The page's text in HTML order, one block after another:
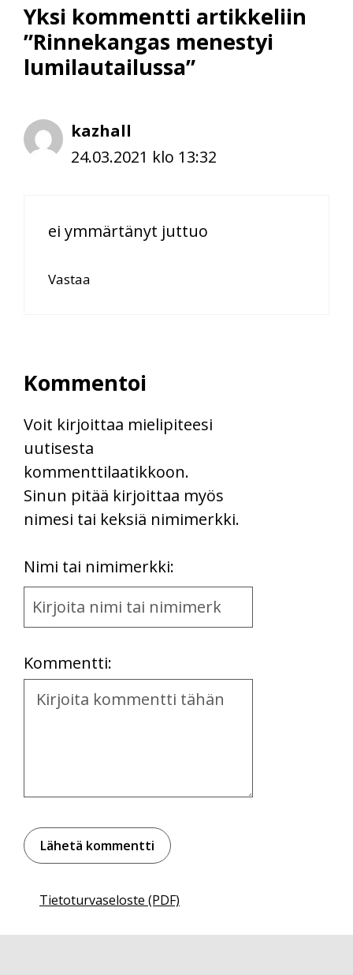
Yksi kommentti artikkeliin
”Rinnekangas menestyi
lumilautailussa”
kazhall
24.03.2021 klo 13:32
ei ymmärtänyt juttuo
Vastaa
Kommentoi
Voit kirjoittaa mielipiteesi
uutisesta
kommenttilaatikkoon.
Sinun pitää kirjoittaa myös
nimesi tai keksiä nimimerkki.
Nimi tai nimimerkki:
Name
and
Kommentti:
Kommentti
Tietoturvaseloste (PDF)